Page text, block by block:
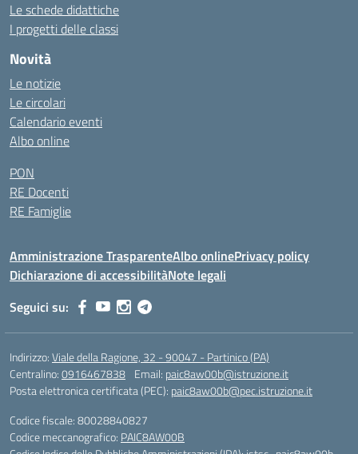
Le schede didattiche
I progetti delle classi
Novità
Le notizie
Le circolari
Calendario eventi
Albo online
PON
RE Docenti
RE Famiglie
Amministrazione TrasparenteAlbo onlinePrivacy policy
Dichiarazione di accessibilitàNote legali
Seguici su:
Indirizzo:Viale della Ragione, 32 - 90047 - Partinico (PA)
Centralino:0916467838 Email: paic8aw00b@istruzione.it
Posta elettronica certificata (PEC): paic8aw00b@pec.istruzione.it
Codice fiscale: 80028840827
Codice meccanografico: PAIC8AW00B